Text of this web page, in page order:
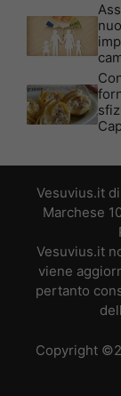
Vesuvius.it
Marchese
Vesuvius.it
viene
pertanto
Copyright